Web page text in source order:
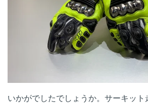
いかがでしたでしょうか。サーキッ